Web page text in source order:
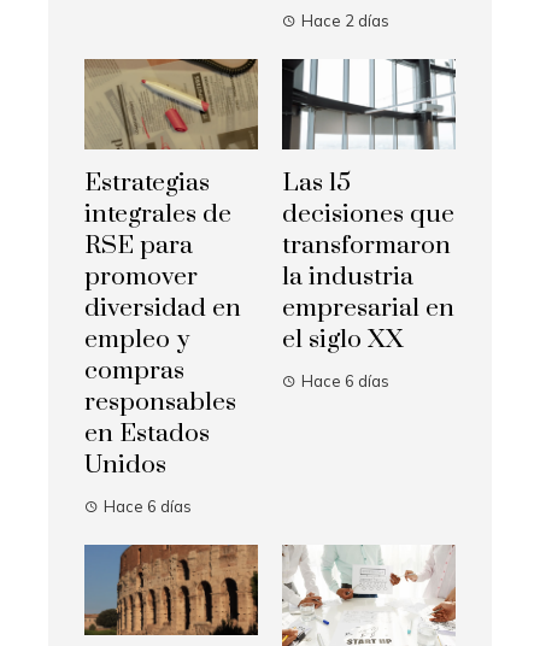
Hace 2 días
Estrategias
integrales de
RSE para
promover
diversidad en
empleo y
compras
responsables
en Estados
Unidos
Hace 6 días
Las 15
decisiones que
transformaron
la industria
empresarial en
el siglo XX
Hace 6 días